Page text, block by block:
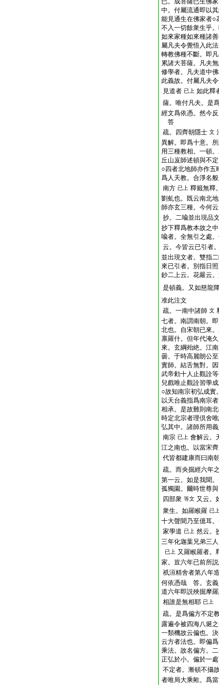
中。付屬流通即以
能見通生在佛家者○
不入一切餘衆生乎
如來家種如來種諸
屬凡夫令覺悟入此
轉教佛種不斷。即
累諸大菩薩。凡夫
修學者。凡夫道中
此義故。付屬凡夫
見道者 已上 如此釋
薩。唯付凡夫。是
經文爲依憑。然今
答
疏。四齊朝隱士 文
異解。即爲十意。
用三種教相。一頓
丘山岌師述頓與不
○四者北地師亦作五
爲人天教。合淨名
南方 已上 釋籤無釋
劉虬也。既云南北
師亦玄三種。今何
抄。二喩並出現品
抄下釋爲教本故之
喩者。全無引之處
云。今皆云已引者
並出現文者。雙指
來已引者。別指日
鈔二上云。花嚴云
是頓義。又如慈龍
准此注文
疏。一南中諸師 文
七者。南謂南朝。
北也。自宋朝已來
禀羅什。但年代淹
來。玄綱殆絶。江
曇。于時高麗朗公
實師。結舌無對。
武帝勅十人止觀詮
兒戲唯止觀詮習學
○故知南宗初弘成實
以天台義指爲南宗
相承。是故難則南
時定北宗者理倶舍
弘其中。諸師所用
南宗 已上 會解云。
江之南也。以當宋
代皆都建康而曰南
疏。而央掘經六年
第一云。如是我聞
孤獨園。爾時世尊
四部衆 等文 又云。
衆生。如羅睺羅 已
十大聲聞乃至億耳
家學道 已上 然云。
三年化迦葉兄弟三
已上 又羅睺羅者。
家。豈六年已前所
祇洹精舍者第八年
何依憑哉 答。玄義
道六年即説殃掘摩
相誰是無相耶 已上
疏。是爲偏方不定
露遍令被四海八埏
一類機故云偏也。
云方者法也。即偏
乘法。故名偏方。
正弘於小。偏於一
不定者。漸頓不攝
者唯局大乘歟。爲